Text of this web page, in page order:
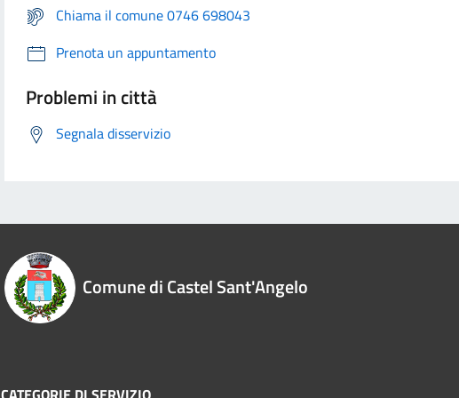
Chiama il comune 0746 698043
Prenota un appuntamento
Problemi in città
Segnala disservizio
Comune di Castel Sant'Angelo